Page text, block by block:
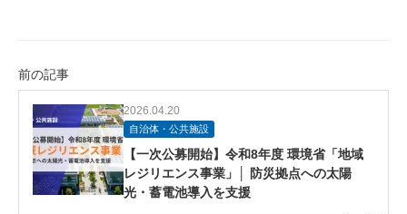
前の記事
2026.04.20
自治体・公共施設
【一次公募開始】令和8年度 環境省「地域
レジリエンス事業」│ 防災拠点への太陽
光・蓄電池導入を支援